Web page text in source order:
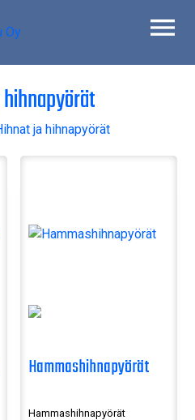
ja hihnapyörät
Hammashihnapyörät
Hammashihnapyörät